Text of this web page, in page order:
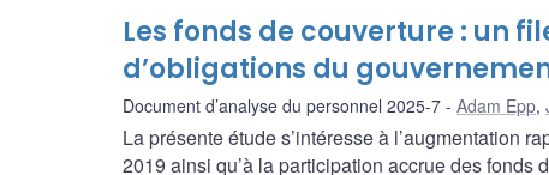
Les fonds de couverture : un
d’obligations du
Document d’analyse du personnel 2025-7 Adam Epp,
La présente étude s’intéresse à l’augmentation
2019 ainsi qu’à la participation accrue des fonds